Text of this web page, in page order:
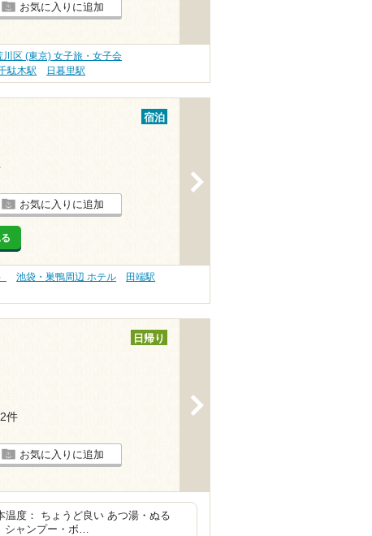
お気に入りに追加
川区 (東京) 女子旅・女子会
駄木駅 日暮里駅
宿泊
お気に入りに追加
池袋・巣鴨周辺 ホテル
田端駅
日帰り
件
お気に入りに追加
度： ちょうど良い あつ湯・ぬる
シャンプー・ボ…